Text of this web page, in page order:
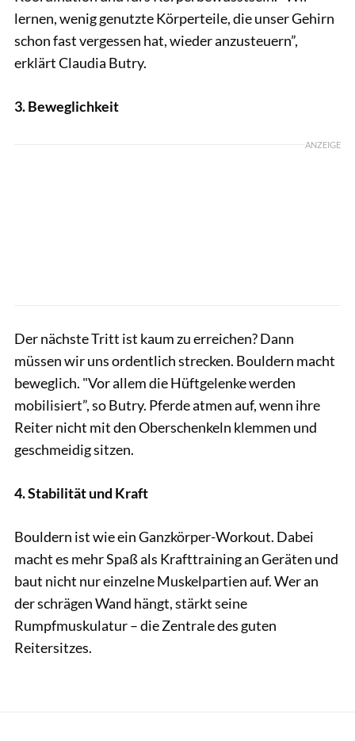
lernen, wenig genutzte Körperteile, die unser Gehirn
schon fast vergessen hat, wieder anzusteuern”,
erklärt Claudia Butry.
3. Beweglichkeit
ANZEIGE
Der nächste Tritt ist kaum zu erreichen? Dann
müssen wir uns ordentlich strecken. Bouldern macht
beweglich. "Vor allem die Hüftgelenke werden
mobilisiert”, so Butry. Pferde atmen auf, wenn ihre
Reiter nicht mit den Oberschenkeln klemmen und
geschmeidig sitzen.
4. Stabilität und Kraft
Bouldern ist wie ein Ganzkörper-Workout. Dabei
macht es mehr Spaß als Krafttraining an Geräten und
baut nicht nur einzelne Muskelpartien auf. Wer an
der schrägen Wand hängt, stärkt seine
Rumpfmuskulatur – die Zentrale des guten
Reitersitzes.